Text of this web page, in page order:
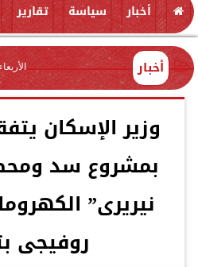
أخبار سياسة تقارير
أخبار الأربعاء، 25
وزير الإسكان
بمشروع سد
نيريرى”
روفيجى